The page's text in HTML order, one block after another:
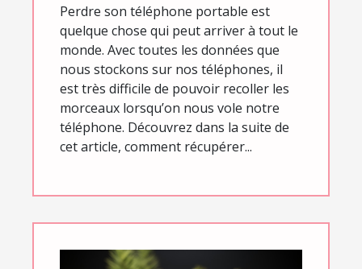
Perdre son téléphone portable est
quelque chose qui peut arriver à tout le
monde. Avec toutes les données que
nous stockons sur nos téléphones, il
est très difficile de pouvoir recoller les
morceaux lorsqu’on nous vole notre
téléphone. Découvrez dans la suite de
cet article, comment récupérer...